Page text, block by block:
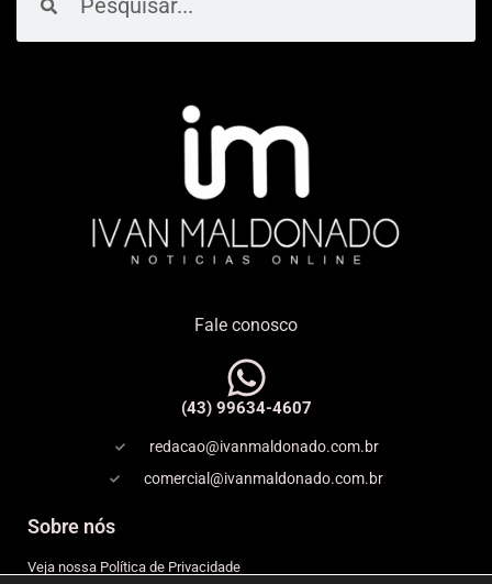
Fale conosco
(43) 99634-4607
redacao@ivanmaldonado.com.br
comercial@ivanmaldonado.com.br
Sobre nós
Veja nossa Política de Privacidade